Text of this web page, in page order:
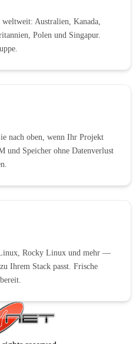
weltweit: Australien, Kanada,
Polen und Singapur.
nach oben, wenn Ihr Projekt
und Speicher ohne Datenverlust
Rocky Linux und mehr —
Ihrem Stack passt. Frische